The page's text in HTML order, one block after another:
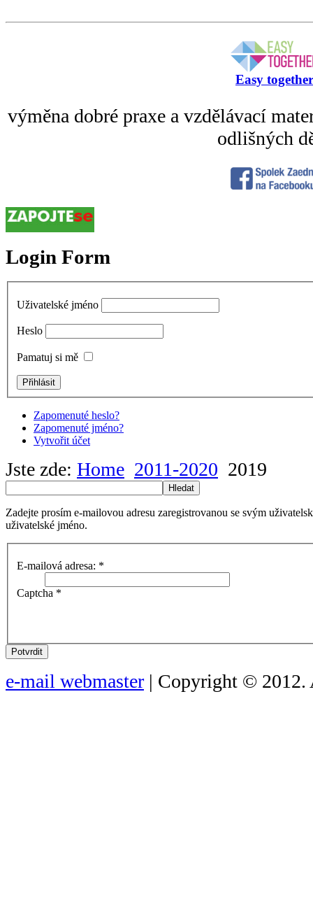
Easy together
výměna dobré praxe a vzdělávací
odlišných
Login Form
Uživatelské jméno
Heslo
Pamatuj si mě
Zapomenuté heslo?
Zapomenuté jméno?
Vytvořit účet
Jste zde: Home 2011-2020 2019
Hledat
Zadejte prosím e-mailovou adresu zaregistrovanou se svým
uživatelské jméno.
E-mailová adresa: *
Captcha *
Potvrdit
e-mail webmaster | Copyright © 2012.